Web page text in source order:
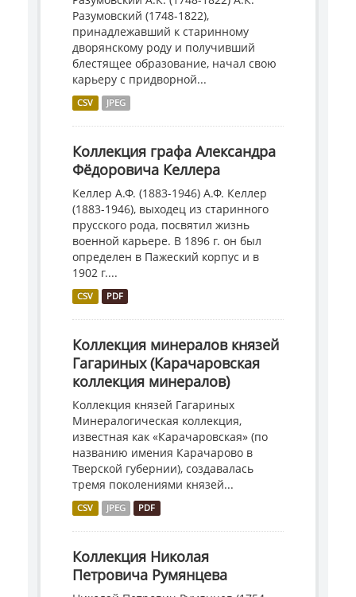
Разумовский (1748-1822),
принадлежавший к старинному
дворянскому роду и получивший
блестящее образование, начал свою
карьеру с придворной...
CSV JPEG
Коллекция графа Александра
Фёдоровича Келлера
Келлер А.Ф. (1883-1946) А.Ф. Келлер
(1883-1946), выходец из старинного
прусского рода, посвятил жизнь
военной карьере. В 1896 г. он был
определен в Пажеский корпус и в
1902 г....
CSV PDF
Коллекция минералов князей
Гагариных (Карачаровская
коллекция минералов)
Коллекция князей Гагариных
Минералогическая коллекция,
известная как «Карачаровская» (по
названию имения Карачарово в
Тверской губернии), создавалась
тремя поколениями князей...
CSV JPEG PDF
Коллекция Николая
Петровича Румянцева